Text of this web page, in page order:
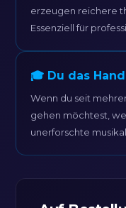
erzeugen reichere
Essenziell für
🎓 Du das
Wenn du seit
gehen möchtest,
unerforschte